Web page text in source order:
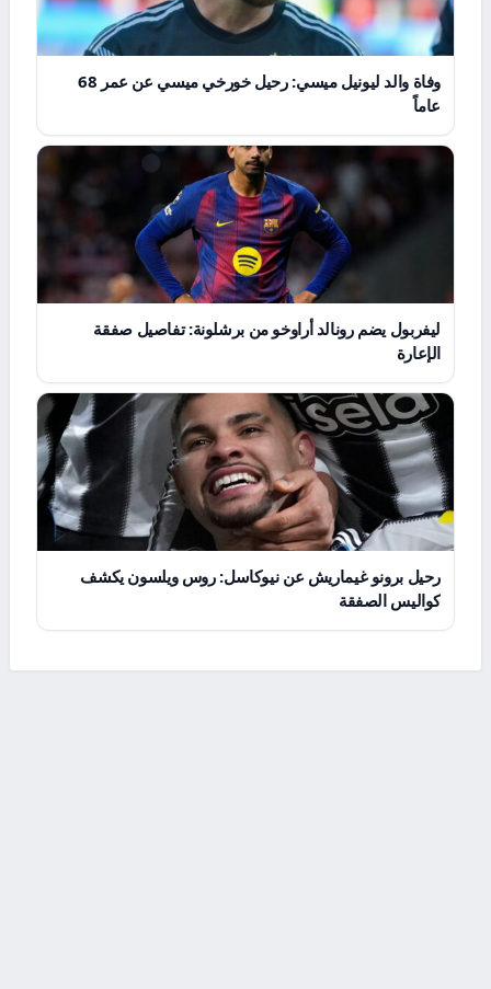
وفاة والد ليونيل ميسي: رحيل خورخي ميسي عن عمر 68
عاماً
ليفربول يضم رونالد أراوخو من برشلونة: تفاصيل صفقة
الإعارة
رحيل برونو غيماريش عن نيوكاسل: روس ويلسون يكشف
كواليس الصفقة